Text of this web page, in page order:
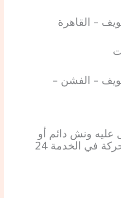
– الفشن –
ونش دائم أو
سيارة طوارئ متحركة في الخدمة 24